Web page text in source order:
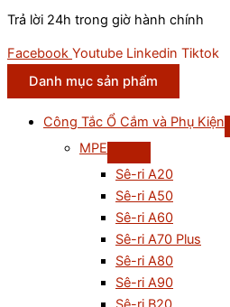
Trả lời 24h trong giờ hành chính
Facebook Youtube Linkedin Tiktok
Danh mục sản phẩm
Công Tắc Ổ Cắm và Phụ Kiện
MPE
Sê-ri A20
Sê-ri A50
Sê-ri A60
Sê-ri A70 Plus
Sê-ri A80
Sê-ri A90